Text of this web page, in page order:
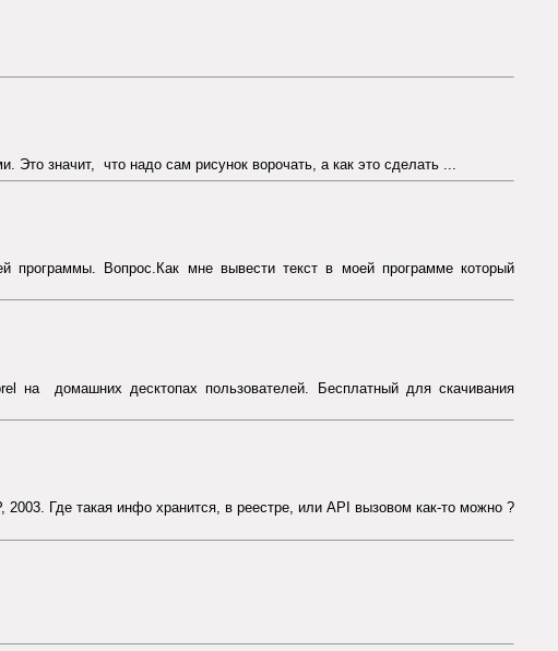
значит, что надо сам рисунок ворочать, а как это сделать ...
программы. Вопрос.Как мне вывести текст в моей программе который
на домашних десктопах пользователей. Бесплатный для скачивания
Где такая инфо хранится, в реестре, или API вызовом как-то можно ?